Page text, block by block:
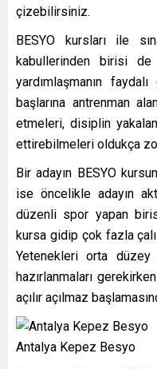
çizebilirsiniz.
BESYO kursları ile
kabullerinden birisi de
yardımlaşmanın
başlarına antrenman
etmeleri, disiplin
ettirebilmeleri oldukça
Bir adayın BESYO
ise öncelikle adayın
düzenli spor yapan
kursa gidip çok fazla
Yetenekleri orta
hazırlanmaları
açılır açılmaz
Antalya Kepez Besyo